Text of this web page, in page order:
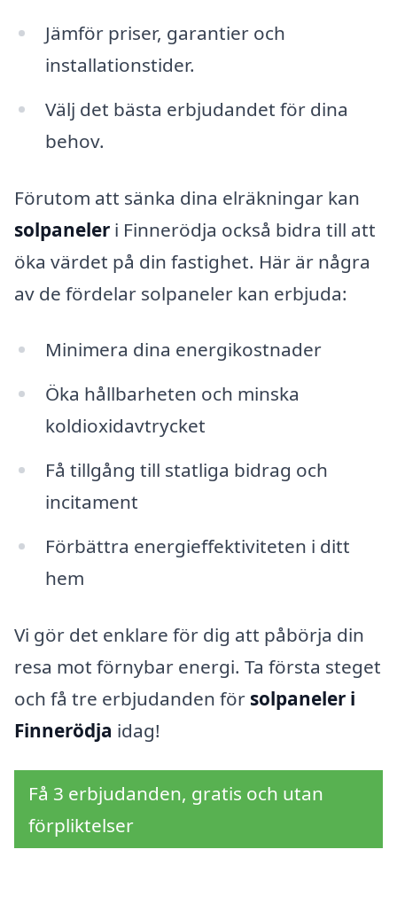
Jämför priser, garantier och
installationstider.
Välj det bästa erbjudandet för dina
behov.
Förutom att sänka dina elräkningar kan
solpaneler i Finnerödja också bidra till att
öka värdet på din fastighet. Här är några
av de fördelar solpaneler kan erbjuda:
Minimera dina energikostnader
Öka hållbarheten och minska
koldioxidavtrycket
Få tillgång till statliga bidrag och
incitament
Förbättra energieffektiviteten i ditt
hem
Vi gör det enklare för dig att påbörja din
resa mot förnybar energi. Ta första steget
och få tre erbjudanden för solpaneler i
Finnerödja idag!
Få 3 erbjudanden, gratis och utan
förpliktelser